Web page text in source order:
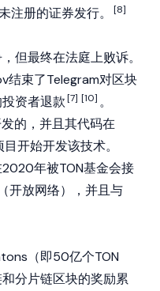
注册的证券发行。
[8]
但最终在法庭上败诉。
结束了Telegram对区块
资者退款[7] [10] 。
的，并且其代码在
开始开发该技术。
年被TON基金会接
（开放网络），并且与
（即50亿个TON
分片链区块的奖励累